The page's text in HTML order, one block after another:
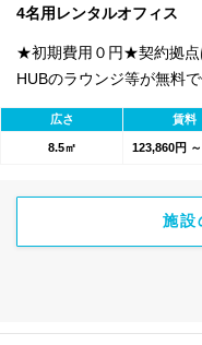
4名用レンタルオフィス
★初期費用０円★契約拠点
HUBのラウンジ等が無料
1800のワークスペースが
広さ 賃料
8.5㎡ 123,860円
施設